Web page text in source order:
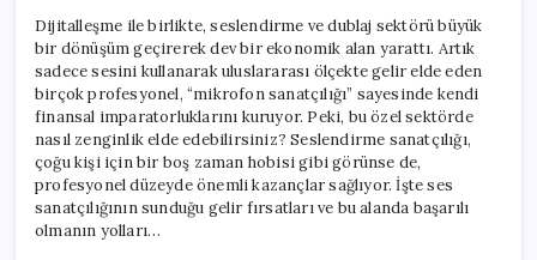
Dijitalleşme ile birlikte, seslendirme ve dublaj sektörü büyük
bir dönüşüm geçirerek dev bir ekonomik alan yarattı. Artık
sadece sesini kullanarak uluslararası ölçekte gelir elde eden
birçok profesyonel, “mikrofon sanatçılığı” sayesinde kendi
finansal imparatorluklarını kuruyor. Peki, bu özel sektörde
nasıl zenginlik elde edebilirsiniz? Seslendirme sanatçılığı,
çoğu kişi için bir boş zaman hobisi gibi görünse de,
profesyonel düzeyde önemli kazançlar sağlıyor. İşte ses
sanatçılığının sunduğu gelir fırsatları ve bu alanda başarılı
olmanın yolları…